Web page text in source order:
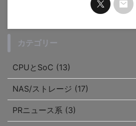
カテゴリー
CPUとSoC (13)
NAS/ストレージ (17)
PRニュース系 (3)